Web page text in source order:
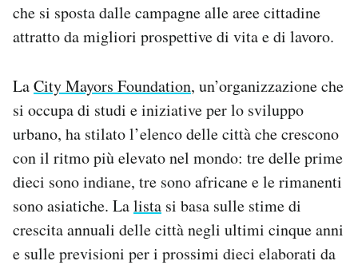
CALENDARIO
Area Personale
Newsletter
Notifiche mobile
Regala il Post
Hai bisogno di aiuto?
Esci
che si sposta dalle campagne alle aree cittadine
attratto da migliori prospettive di vita e di lavoro.
LaCity Mayors Foundation, un’organizzazione che
si occupa di studi e iniziative per lo sviluppo
urbano, ha stilato l’elenco delle città che crescono
con il ritmo più elevato nel mondo: tre delle prime
dieci sono indiane, tre sono africane e le rimanenti
sono asiatiche. Lalista si basa sulle stime di
crescita annuali delle città negli ultimi cinque anni
e sulle previsioni per i prossimi dieci elaborati da